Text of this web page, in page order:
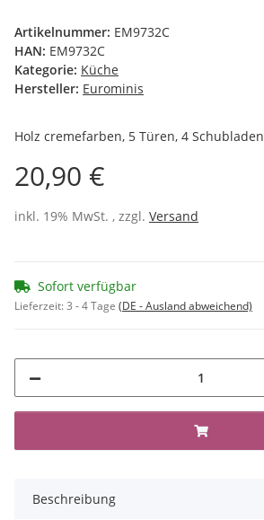
Artikelnummer: EM9732C
HAN: EM9732C
Kategorie: Küche
Hersteller: Eurominis
Holz cremefarben, 5 Türen, 4 Schubladen
20,90 €
inkl. 19% MwSt. , zzgl. Versand
Sofort verfügbar
Lieferzeit:3 - 4 Tage (DE - Ausland abweichend)
Beschreibung